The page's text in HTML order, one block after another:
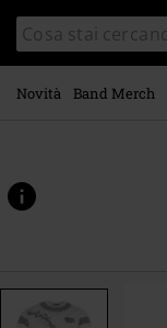
contenuto
principale
Cerca
nel
catalogo
Novità Band Merch
www.emp-
p/middle-